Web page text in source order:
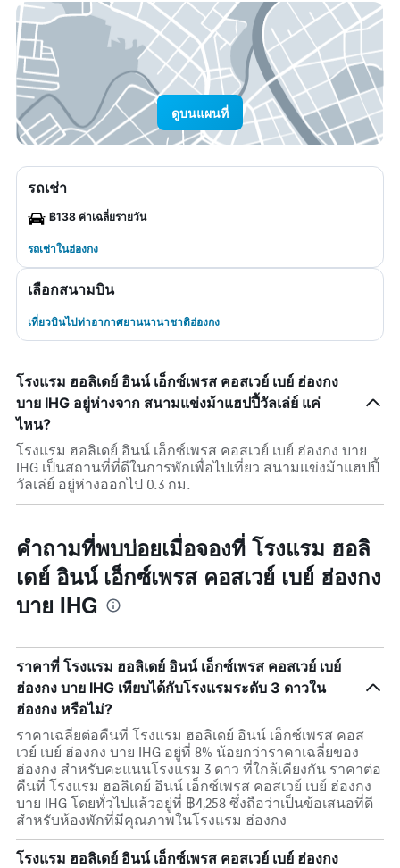
ดูบนแผนที่
รถเช่า
฿138 ค่าเฉลี่ยรายวัน
รถเช่าในฮ่องกง
เลือกสนามบิน
เที่ยวบินไปท่าอากาศยานนานาชาติฮ่องกง
โรงแรม ฮอลิเดย์ อินน์ เอ็กซ์เพรส คอสเวย์ เบย์ ฮ่องกง
บาย IHG อยู่ห่างจาก สนามแข่งม้าแฮปปี้วัลเล่ย์ แค่
ไหน?
โรงแรม ฮอลิเดย์ อินน์ เอ็กซ์เพรส คอสเวย์ เบย์ ฮ่องกง บาย
IHG เป็นสถานที่ที่ดีในการพักเพื่อไปเที่ยว สนามแข่งม้าแฮปปี้
วัลเล่ย์ อยู่ห่างออกไป 0.3 กม.
คำถามที่พบบ่อยเมื่อจองที่ โรงแรม ฮอลิ
เดย์ อินน์ เอ็กซ์เพรส คอสเวย์ เบย์ ฮ่องกง
บาย IHG
ราคาที่ โรงแรม ฮอลิเดย์ อินน์ เอ็กซ์เพรส คอสเวย์ เบย์
ฮ่องกง บาย IHG เทียบได้กับโรงแรมระดับ 3 ดาวใน
ฮ่องกง หรือไม่?
ราคาเฉลี่ยต่อคืนที่ โรงแรม ฮอลิเดย์ อินน์ เอ็กซ์เพรส คอส
เวย์ เบย์ ฮ่องกง บาย IHG อยู่ที่ 8% น้อยกว่าราคาเฉลี่ยของ
ฮ่องกง สำหรับคะแนนโรงแรม 3 ดาว ที่ใกล้เคียงกัน ราคาต่อ
คืนที่ โรงแรม ฮอลิเดย์ อินน์ เอ็กซ์เพรส คอสเวย์ เบย์ ฮ่องกง
บาย IHG โดยทั่วไปแล้วอยู่ที่ ฿4,258 ซึ่งถือว่าเป็นข้อเสนอที่ดี
สำหรับห้องพักที่มีคุณภาพในโรงแรม ฮ่องกง
โรงแรม ฮอลิเดย์ อินน์ เอ็กซ์เพรส คอสเวย์ เบย์ ฮ่องกง